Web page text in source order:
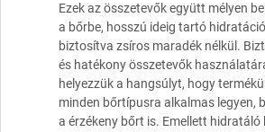
Ezek az összetevők együtt mélyen
a bőrbe, hosszú ideig tartó
biztosítva zsíros maradék nélkül.
és hatékony összetevők
helyezzük a hangsúlyt, hogy
minden bőrtípusra alkalmas legyen,
a érzékeny bőrt is. Emellett hidratáló